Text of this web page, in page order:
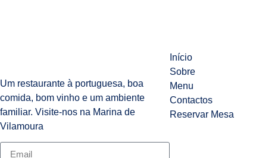
Um restaurante à portuguesa, boa
comida, bom vinho e um ambiente
familiar. Visite-nos na Marina de
Vilamoura
Início
Sobre
Menu
Contactos
Reservar Mesa